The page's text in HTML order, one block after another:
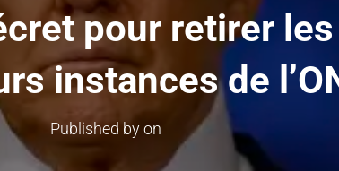
pour retirer
instances de
Published byon